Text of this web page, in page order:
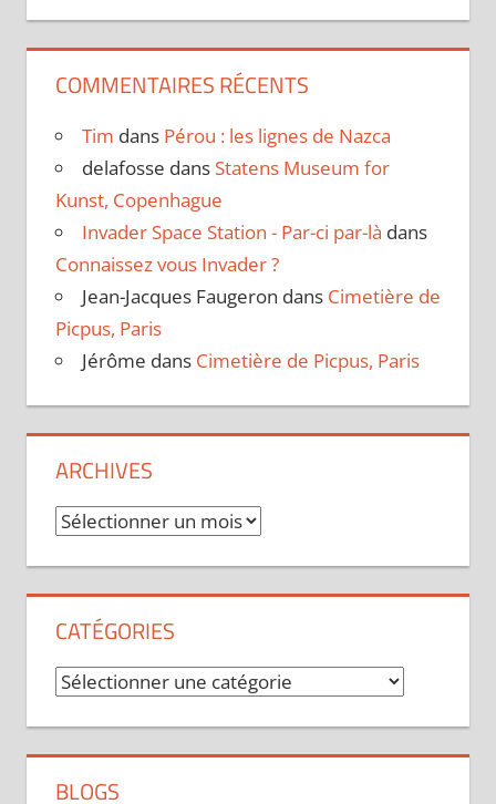
COMMENTAIRES RÉCENTS
Tim dans Pérou : les lignes de Nazca
delafosse dans Statens Museum for
Kunst, Copenhague
Invader Space Station - Par-ci par-là dans
Connaissez vous Invader ?
Jean-Jacques Faugeron dans Cimetière de
Picpus, Paris
Jérôme dans Cimetière de Picpus, Paris
ARCHIVES
Archives
CATÉGORIES
Catégories
BLOGS